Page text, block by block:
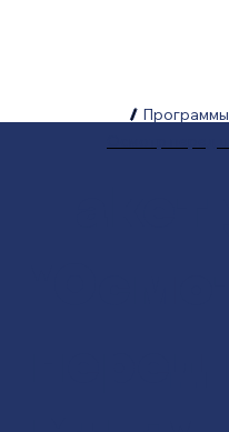
/ Программы